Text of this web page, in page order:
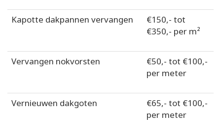
Kapotte dakpannen vervangen
€150,- tot
€350,- per m²
Vervangen nokvorsten
€50,- tot €100,-
per meter
Vernieuwen dakgoten
€65,- tot €100,-
per meter